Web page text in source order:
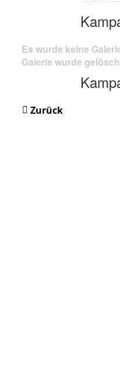
Es wurde keine
Galerie wurde
Zurück